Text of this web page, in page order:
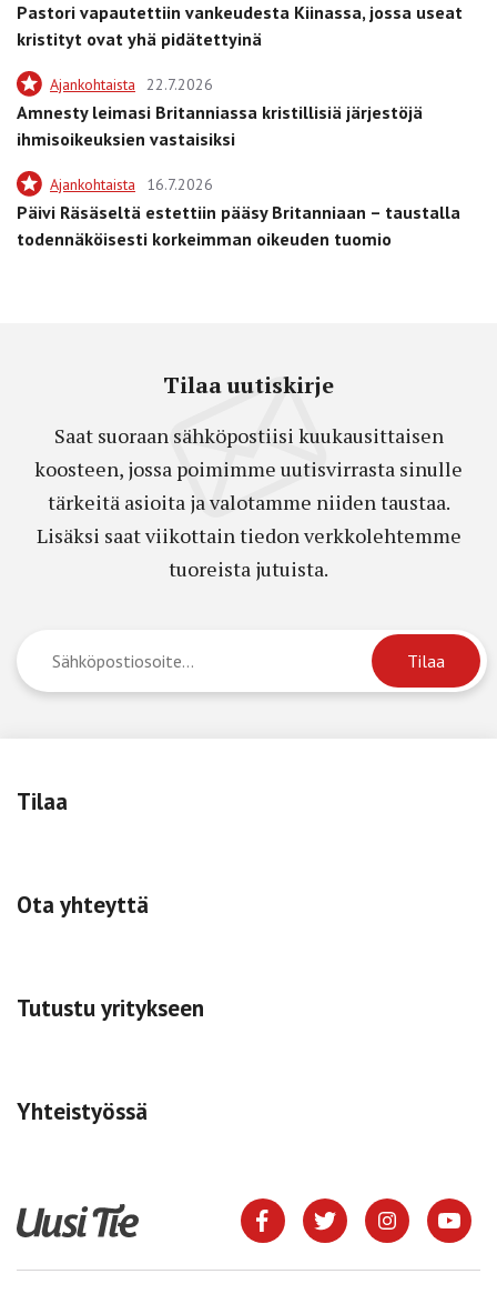
Pastori vapautettiin vankeudesta Kiinassa, jossa useat
kristityt ovat yhä pidätettyinä
Ajankohtaista 22.7.2026
Amnesty leimasi Britanniassa kristillisiä järjestöjä
ihmisoikeuksien vastaisiksi
Ajankohtaista 16.7.2026
Päivi Räsäseltä estettiin pääsy Britanniaan – taustalla
todennäköisesti korkeimman oikeuden tuomio
Tilaa uutiskirje
Saat suoraan sähköpostiisi kuukausittaisen
koosteen, jossa poimimme uutisvirrasta sinulle
tärkeitä asioita ja valotamme niiden taustaa.
Lisäksi saat viikottain tiedon verkkolehtemme
tuoreista jutuista.
Tilaa
Ota yhteyttä
Tutustu yritykseen
Yhteistyössä